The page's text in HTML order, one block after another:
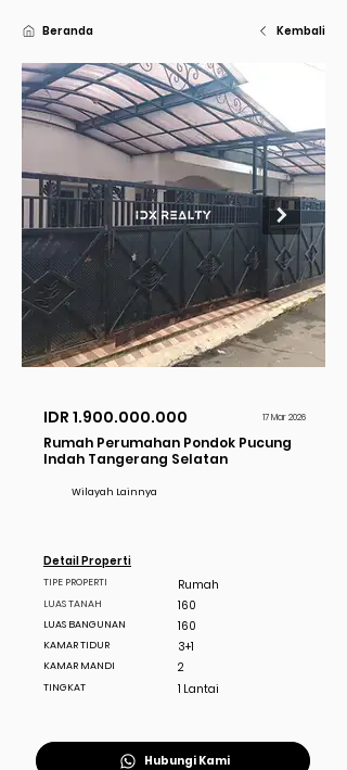
Beranda Kembali
IDR 1.900.000.000 17 Mar 2026
Rumah Perumahan Pondok Pucung
Indah Tangerang Selatan
Wilayah Lainnya
Detail Properti
TIPE PROPERTI
LUAS TANAH
LUAS BANGUNAN
KAMAR TIDUR
KAMAR MANDI
TINGKAT
Rumah
160
160
3+1
2
1 Lantai
Hubungi Kami